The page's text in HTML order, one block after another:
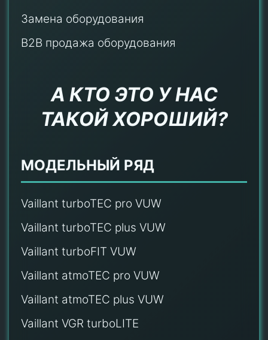
Замена оборудования
B2B продажа оборудования
А КТО ЭТО У НАС
ТАКОЙ ХОРОШИЙ?
МОДЕЛЬНЫЙ РЯД
Vaillant turboTEC pro VUW
Vaillant turboTEC plus VUW
Vaillant turboFIT VUW
Vaillant atmoTEC pro VUW
Vaillant atmoTEC plus VUW
Vaillant VGR turboLITE